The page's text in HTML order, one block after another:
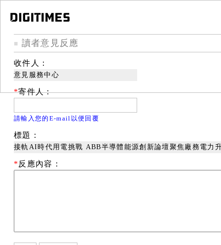
■ 讀者意見反應
收件人：
意見服務中心
*寄件人：
請輸入您的E-mail以便回覆
標題：
接軌AI時代用電挑戰 ABB半導體能源創新論壇聚焦廠務電力
* 反應內容：